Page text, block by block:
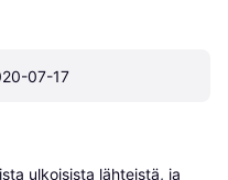
07-17
ulkoisista lähteistä, ja